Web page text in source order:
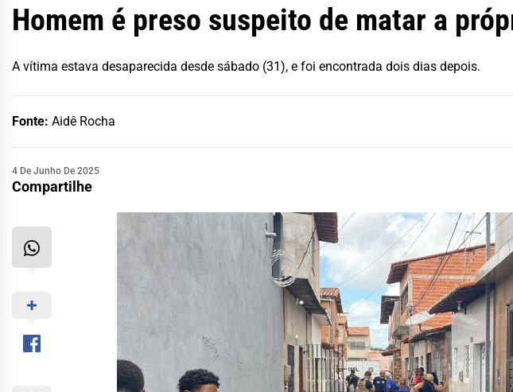
Homem é preso suspeito de matar a
A vítima estava desaparecida desde sábado (31), e foi encontrada dois dias depois.
Fonte: Aidê Rocha
4 De Junho De 2025
Compartilhe